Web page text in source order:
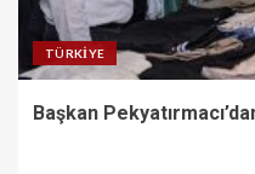
TÜRKIYE
Başkan